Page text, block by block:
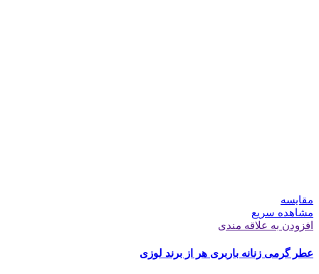
مقایسه
مشاهده سریع
افزودن به علاقه مندی
عطر گرمی زنانه باربری هر از برند لوزی